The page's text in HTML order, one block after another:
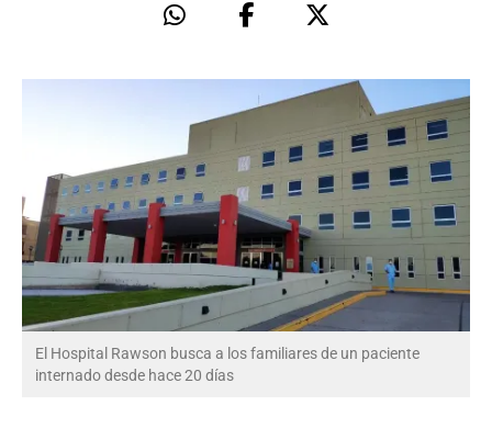
El Hospital Rawson busca a los familiares de un paciente
internado desde hace 20 días